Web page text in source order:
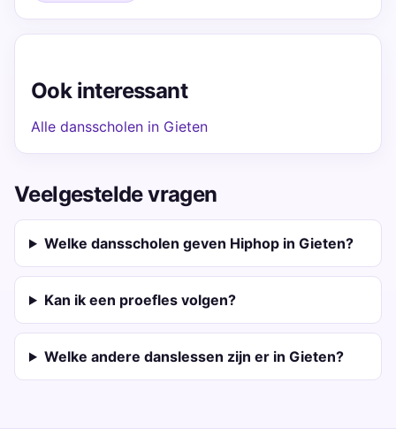
Ook interessant
Alle dansscholen in Gieten
Veelgestelde vragen
Welke dansscholen geven Hiphop in Gieten?
Kan ik een proefles volgen?
Welke andere danslessen zijn er in Gieten?